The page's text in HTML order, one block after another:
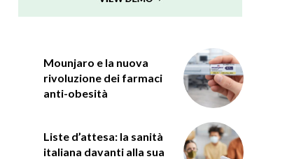
Mounjaro e la nuova
rivoluzione dei farmaci
anti-obesità
Liste d’attesa: la sanità
italiana davanti alla sua